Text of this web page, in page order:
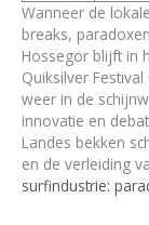
Wanneer de
breaks,
Hossegor blijft in
Quiksilver
weer in de
innovatie en
Landes bekken
en de verleiding
surfindustrie: